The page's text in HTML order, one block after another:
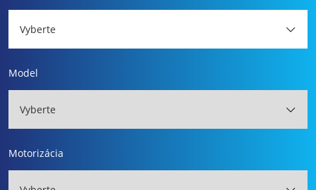
Vyberte
Model
Vyberte
Motorizácia